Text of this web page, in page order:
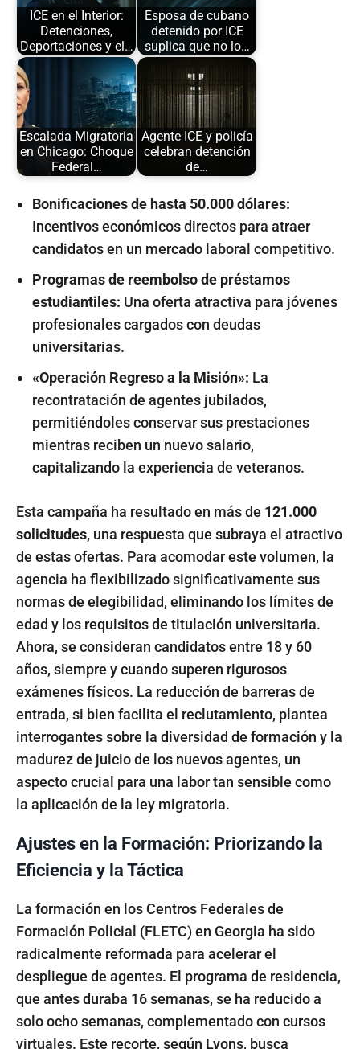
ICE en el Interior:
Detenciones,
Deportaciones y el…
Esposa de cubano
detenido por ICE
suplica que no lo…
Escalada Migratoria
en Chicago: Choque
Federal…
Agente ICE y policía
celebran detención
de…
Bonificaciones de hasta 50.000 dólares:
Incentivos económicos directos para atraer
candidatos en un mercado laboral competitivo.
Programas de reembolso de préstamos
estudiantiles: Una oferta atractiva para jóvenes
profesionales cargados con deudas
universitarias.
«Operación Regreso a la Misión»: La
recontratación de agentes jubilados,
permitiéndoles conservar sus prestaciones
mientras reciben un nuevo salario,
capitalizando la experiencia de veteranos.
Esta campaña ha resultado en más de 121.000
solicitudes, una respuesta que subraya el atractivo
de estas ofertas. Para acomodar este volumen, la
agencia ha flexibilizado significativamente sus
normas de elegibilidad, eliminando los límites de
edad y los requisitos de titulación universitaria.
Ahora, se consideran candidatos entre 18 y 60
años, siempre y cuando superen rigurosos
exámenes físicos. La reducción de barreras de
entrada, si bien facilita el reclutamiento, plantea
interrogantes sobre la diversidad de formación y la
madurez de juicio de los nuevos agentes, un
aspecto crucial para una labor tan sensible como
la aplicación de la ley migratoria.
Ajustes en la Formación: Priorizando la
Eficiencia y la Táctica
La formación en los Centros Federales de
Formación Policial (FLETC) en Georgia ha sido
radicalmente reformada para acelerar el
despliegue de agentes. El programa de residencia,
que antes duraba 16 semanas, se ha reducido a
solo ocho semanas, complementado con cursos
virtuales. Este recorte, según Lyons, busca